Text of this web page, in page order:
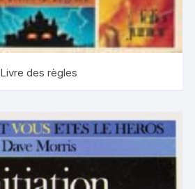
Livre des règles